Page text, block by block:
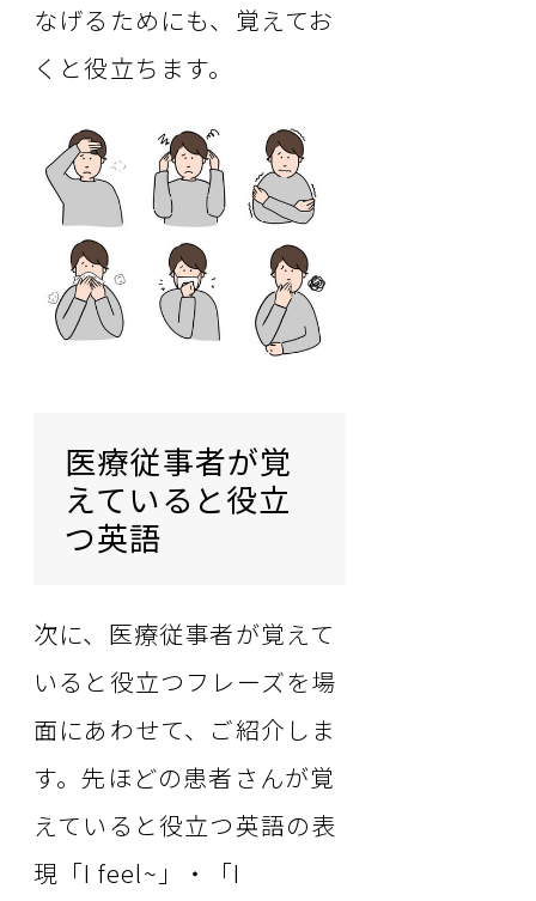
なげるためにも、覚えてお
くと役立ちます。
医療従事者が覚
えていると役立
つ英語
次に、医療従事者が覚えて
いると役立つフレーズを場
面にあわせて、ご紹介しま
す。先ほどの患者さんが覚
えていると役立つ英語の表
現「I feel~」・「I